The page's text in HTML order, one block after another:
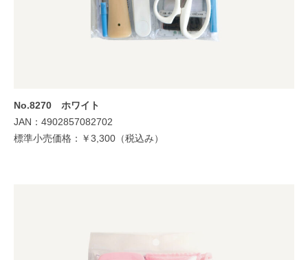
No.8270 ホワイト
JAN：4902857082702
標準小売価格：￥3,300（税込み）